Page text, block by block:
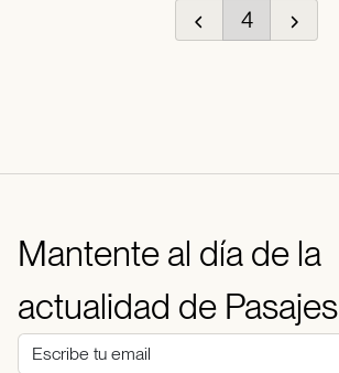
4
Mantente al día de la
actualidad de Pasajes